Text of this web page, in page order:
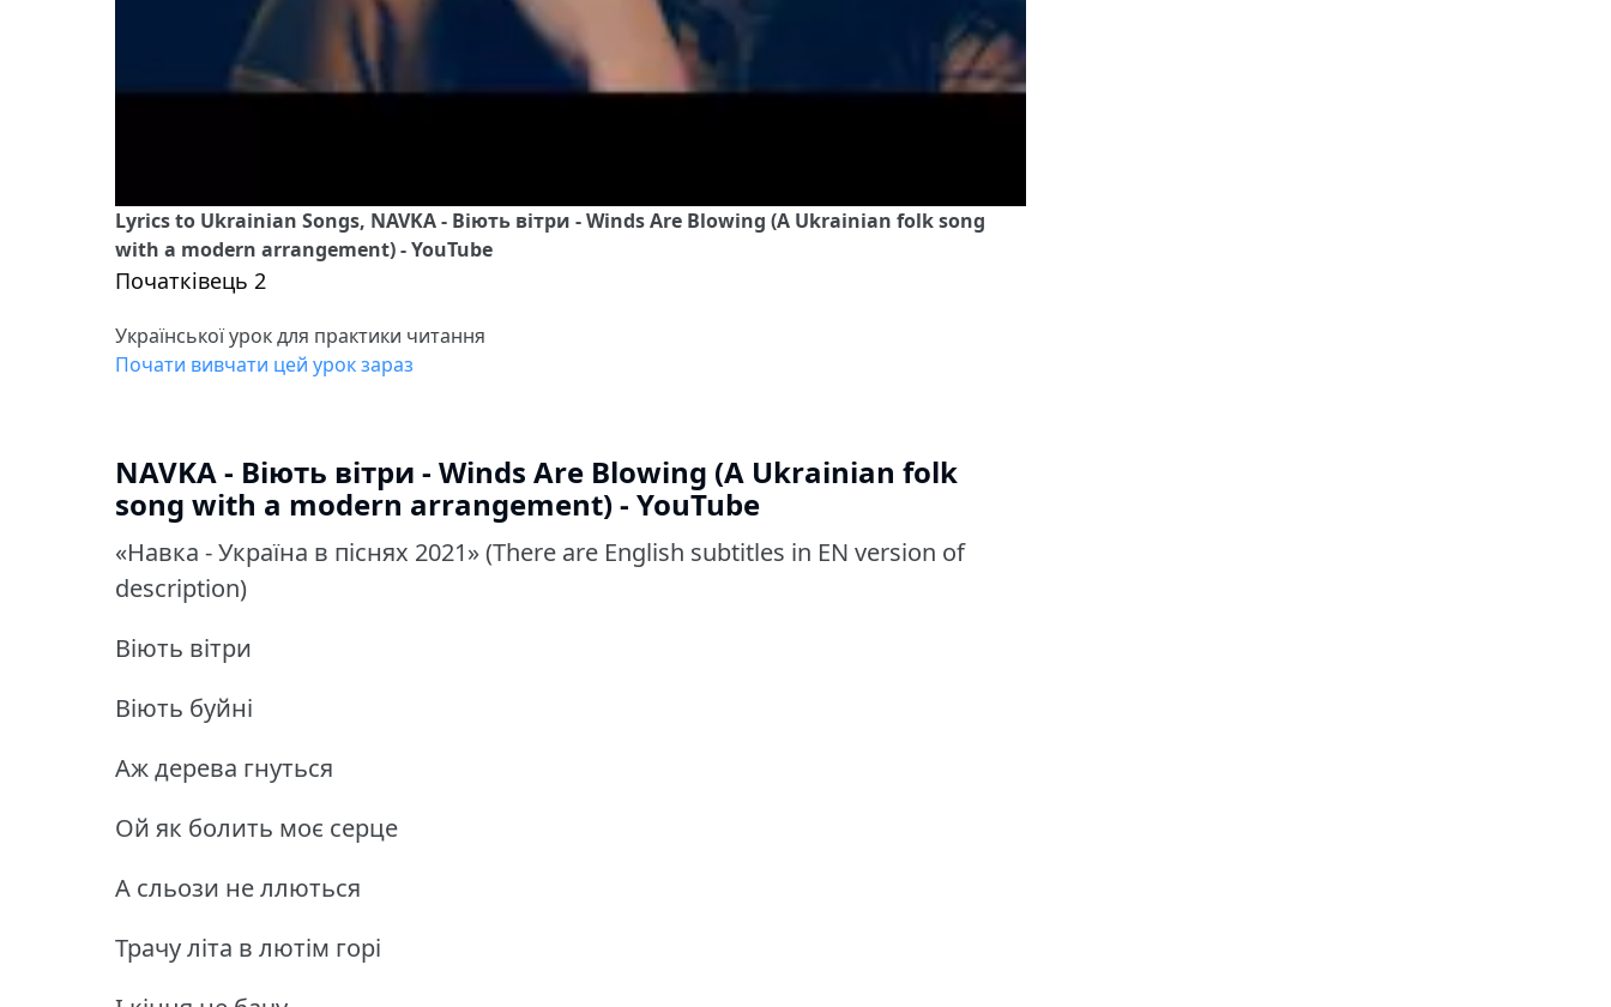
Lyrics to Ukrainian Songs, NAVKA - Віють вітри - Winds Are Blowing (A Ukrainian folk song
with a modern arrangement) - YouTube
Початківець 2
Української урок для практики читання
Почати вивчати цей урок зараз
NAVKA - Віють вітри - Winds Are Blowing (A Ukrainian folk
song with a modern arrangement) - YouTube
«Навка - Україна в піснях 2021» (There are English subtitles in EN version of
description)
Віють вітри
Віють буйні
Аж дерева гнуться
Ой як болить моє серце
А сльози не ллються
Трачу літа в лютім горі